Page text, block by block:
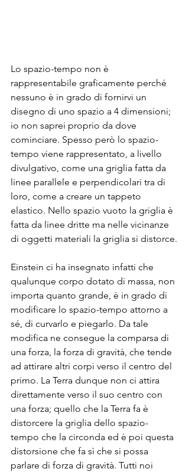
Lo spazio-tempo non è
rappresentabile graficamente perché
nessuno è in grado di fornirvi un
disegno di uno spazio a 4 dimensioni;
io non saprei proprio da dove
cominciare. Spesso però lo spazio-
tempo viene rappresentato, a livello
divulgativo, come una griglia fatta da
linee parallele e perpendicolari tra di
loro, come a creare un tappeto
elastico. Nello spazio vuoto la griglia è
fatta da linee dritte ma nelle vicinanze
di oggetti materiali la griglia si distorce.
Einstein ci ha insegnato infatti che
qualunque corpo dotato di massa, non
importa quanto grande, è in grado di
modificare lo spazio-tempo attorno a
sé, di curvarlo e piegarlo. Da tale
modifica ne consegue la comparsa di
una forza, la forza di gravità, che tende
ad attirare altri corpi verso il centro del
primo. La Terra dunque non ci attira
direttamente verso il suo centro con
una forza; quello che la Terra fa è
distorcere la griglia dello spazio-
tempo che la circonda ed è poi questa
distorsione che fa sì che si possa
parlare di forza di gravità. Tutti noi